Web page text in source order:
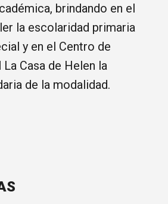
brindando en el
la escolaridad primaria
y en el Centro de
Casa de Helen la
de la modalidad.